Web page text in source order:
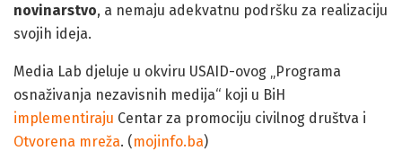
novinarstvo, a nemaju adekvatnu podršku za realizaciju
svojih ideja.
Media Lab djeluje u okviru USAID-ovog „Programa
osnaživanja nezavisnih medija“ koji u BiH
implementiraju Centar za promociju civilnog društva i
Otvorena mreža. (mojinfo.ba)